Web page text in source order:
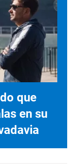
que
en su